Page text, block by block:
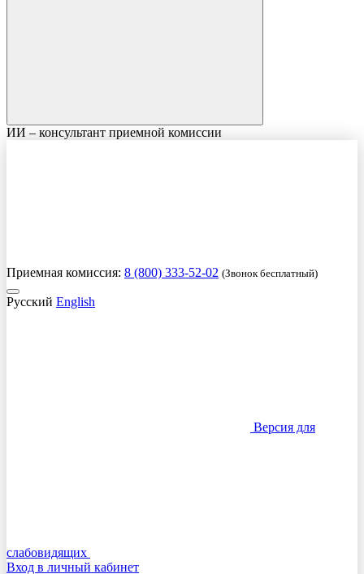
ИИ – консультант приемной комиссии
Приемная комиссия: 8 (800) 333-52-02 (Звонок бесплатный)
Русский English
Версия для
слабовидящих
Вход в личный кабинет